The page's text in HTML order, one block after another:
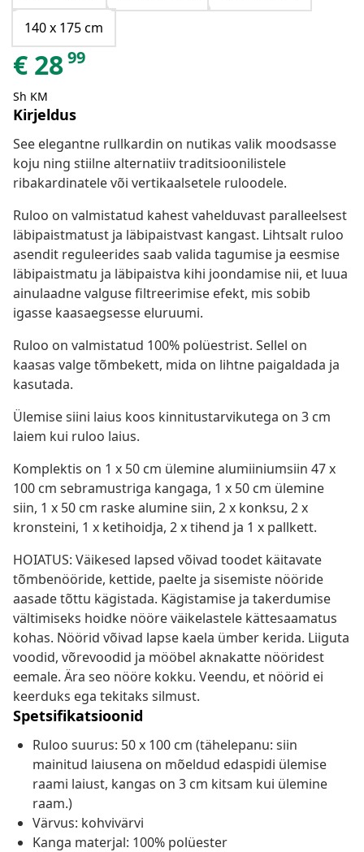
140 x 175 cm
€ 2899
Sh KM
Kirjeldus
See elegantne rullkardin on nutikas valik moodsasse
koju ning stiilne alternatiiv traditsioonilistele
ribakardinatele või vertikaalsetele ruloodele.
Ruloo on valmistatud kahest vahelduvast paralleelsest
läbipaistmatust ja läbipaistvast kangast. Lihtsalt ruloo
asendit reguleerides saab valida tagumise ja eesmise
läbipaistmatu ja läbipaistva kihi joondamise nii, et luua
ainulaadne valguse filtreerimise efekt, mis sobib
igasse kaasaegsesse eluruumi.
Ruloo on valmistatud 100% polüestrist. Sellel on
kaasas valge tõmbekett, mida on lihtne paigaldada ja
kasutada.
Ülemise siini laius koos kinnitustarvikutega on 3 cm
laiem kui ruloo laius.
Komplektis on 1 x 50 cm ülemine alumiiniumsiin 47 x
100 cm sebramustriga kangaga, 1 x 50 cm ülemine
siin, 1 x 50 cm raske alumine siin, 2 x konksu, 2 x
kronsteini, 1 x ketihoidja, 2 x tihend ja 1 x pallkett.
HOIATUS: Väikesed lapsed võivad toodet käitavate
tõmbenööride, kettide, paelte ja sisemiste nööride
aasade tõttu kägistada. Kägistamise ja takerdumise
vältimiseks hoidke nööre väikelastele kättesaamatus
kohas. Nöörid võivad lapse kaela ümber kerida. Liiguta
voodid, võrevoodid ja mööbel aknakatte nööridest
eemale. Ära seo nööre kokku. Veendu, et nöörid ei
keerduks ega tekitaks silmust.
Spetsifikatsioonid
Ruloo suurus: 50 x 100 cm (tähelepanu: siin
mainitud laiusena on mõeldud edaspidi ülemise
raami laiust, kangas on 3 cm kitsam kui ülemine
raam.)
Värvus: kohvivärvi
Kanga materjal: 100% polüester